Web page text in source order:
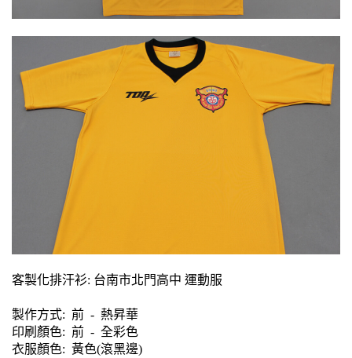
客製化排汗衫: 台南市北門高中 運動服
製作方式: 前 - 熱昇華
印刷顏色: 前 - 全彩色
衣服顏色: 黃色(滾黑邊)